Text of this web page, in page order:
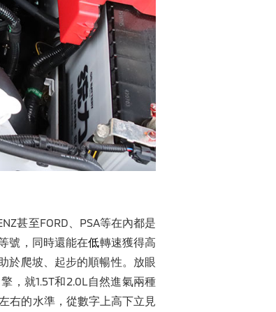
甚至FORD、PSA等在內都是
號，同時還能在低轉速獲得高
於爬坡、起步的順暢性。放眼
，就1.5T和2.0L自然進氣兩種
的水準，從數字上高下立見